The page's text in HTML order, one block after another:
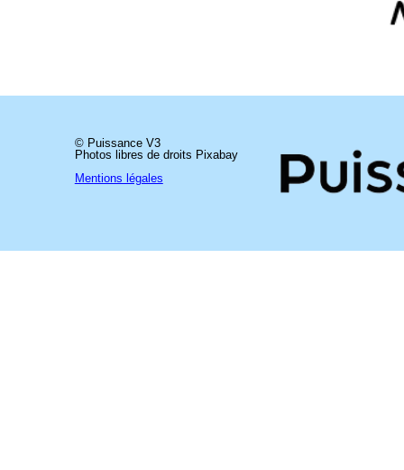
©Puissance V3
Photos libres de droits Pixabay
Mentions légales
©Puissance V3
Photos libres de droits Pixabay
Mentions légales